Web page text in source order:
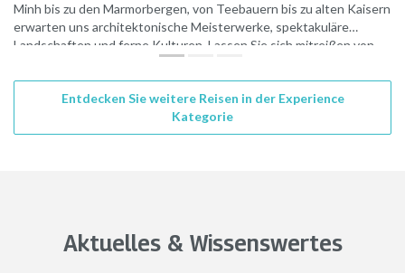
Minh bis zu den Marmorbergen, von Teebauern bis zu alten Kaisern
erwarten uns architektonische Meisterwerke, spektakuläre
Landschaften und ferne Kulturen. Lassen Sie sich mitreißen von
grasen, Märkte auf dem Wasser schwimmen und Teearomen in der
Luft liegen.Entdecken Sie weitere Reisen in der Experience
Kategorie
Aktuelles & Wissenswertes